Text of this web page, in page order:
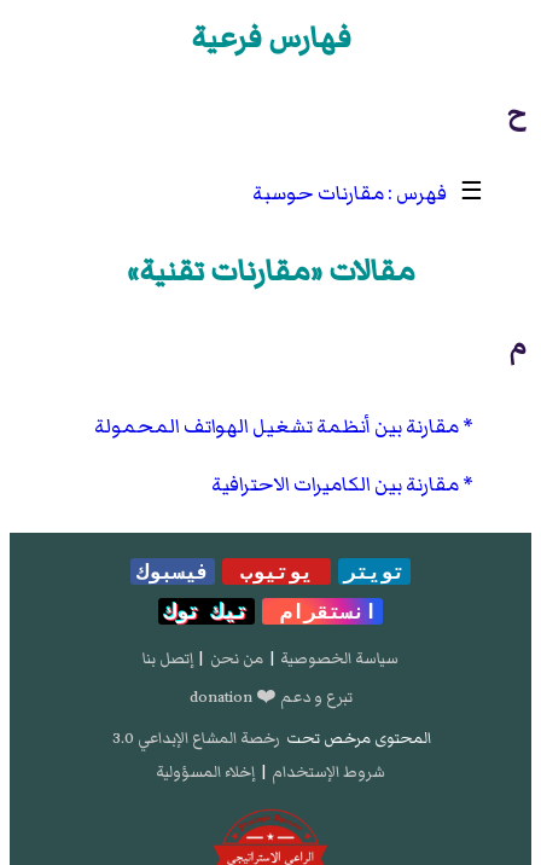
فهارس فرعية
ح
☰ مقارنات حوسبة
مقالات «مقارنات تقنية»
م
مقارنة بين أنظمة تشغيل الهواتف المحمولة
مقارنة بين الكاميرات الاحترافية
تويتر يوتيوب
فيسبوك
انستقرام
تيك توك
سياسة الخصوصية | من نحن | إتصل بنا
تبرع و دعم ❤️ donation
المحتوى مرخص تحت رخصة المشاع الإبداعي 3.0
شروط الإستخدام | إخلاء المسؤولية